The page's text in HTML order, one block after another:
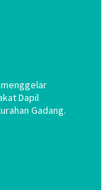
menggelar
Dapil
Gadang.